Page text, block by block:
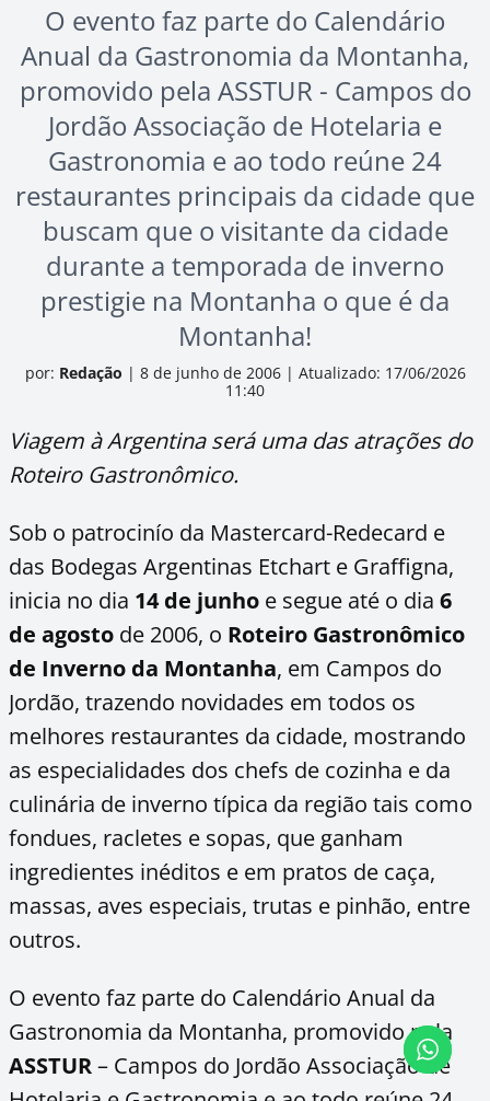
O evento faz parte do Calendário
Anual da Gastronomia da Montanha,
promovido pela ASSTUR - Campos do
Jordão Associação de Hotelaria e
Gastronomia e ao todo reúne 24
restaurantes principais da cidade que
buscam que o visitante da cidade
durante a temporada de inverno
prestigie na Montanha o que é da
Montanha!
por: Redação | 8 de junho de 2006 | Atualizado: 17/06/2026
11:40
Viagem à Argentina será uma das atrações do
Roteiro Gastronômico.
Sob o patrocinío da Mastercard-Redecard e
das Bodegas Argentinas Etchart e Graffigna,
inicia no dia 14 de junho e segue até o dia 6
de agosto de 2006, o Roteiro Gastronômico
de Inverno da Montanha, em Campos do
Jordão, trazendo novidades em todos os
melhores restaurantes da cidade, mostrando
as especialidades dos chefs de cozinha e da
culinária de inverno típica da região tais como
fondues, racletes e sopas, que ganham
ingredientes inéditos e em pratos de caça,
massas, aves especiais, trutas e pinhão, entre
outros.
O evento faz parte do Calendário Anual da
Gastronomia da Montanha, promovido pela
ASSTUR– Campos do Jordão Associação de